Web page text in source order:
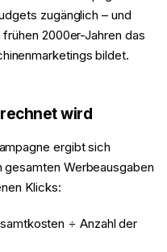
zugänglich – und
2000er-Jahren das
bildet.
wird
ergibt sich
Werbeausgaben
Klicks:
÷ Anzahl der